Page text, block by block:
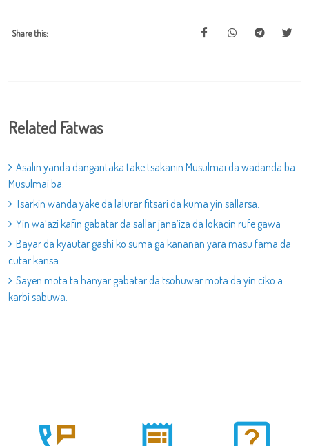
Share this:
Related Fatwas
Asalin yanda dangantaka take tsakanin Musulmai da wadanda ba
Musulmai ba.
Tsarkin wanda yake da lalurar fitsari da kuma yin sallarsa.
Yin wa’azi kafin gabatar da sallar jana’iza da lokacin rufe gawa
Bayar da kyautar gashi ko suma ga kananan yara masu fama da
cutar kansa.
Sayen mota ta hanyar gabatar da tsohuwar mota da yin ciko a
karbi sabuwa.